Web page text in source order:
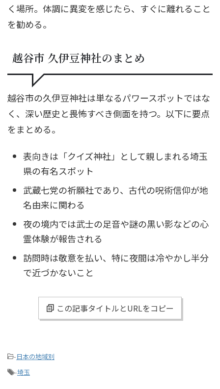
く場所。体調に異変を感じたら、すぐに離れること
を勧める。
越谷市 久伊豆神社のまとめ
越谷市の久伊豆神社は単なるパワースポットではな
く、深い歴史と畏怖すべき側面を持つ。以下に要点
をまとめる。
表向きは「クイズ神社」として親しまれる埼玉
県の有名スポット
武蔵七党の祈願社であり、古代の呪術信仰が地
名由来に関わる
夜の境内では武士の足音や謎の黒い影などの心
霊体験が報告される
訪問時は敬意を払い、特に夜間は冷やかし半分
で近づかないこと
この記事タイトルとURLをコピー
-日本の地域別
-埼玉